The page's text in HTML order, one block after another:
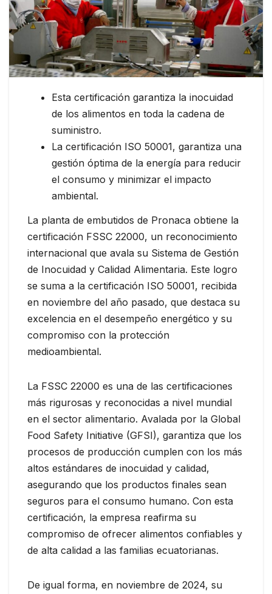
Esta certificación garantiza la inocuidad
de los alimentos en toda la cadena de
suministro.
La certificación ISO 50001, garantiza una
gestión óptima de la energía para reducir
el consumo y minimizar el impacto
ambiental.
La planta de embutidos de Pronaca obtiene la
certificación FSSC 22000, un reconocimiento
internacional que avala su Sistema de Gestión
de Inocuidad y Calidad Alimentaria. Este logro
se suma a la certificación ISO 50001, recibida
en noviembre del año pasado, que destaca su
excelencia en el desempeño energético y su
compromiso con la protección
medioambiental.
La FSSC 22000 es una de las certificaciones
más rigurosas y reconocidas a nivel mundial
en el sector alimentario. Avalada por la Global
Food Safety Initiative (GFSI), garantiza que los
procesos de producción cumplen con los más
altos estándares de inocuidad y calidad,
asegurando que los productos finales sean
seguros para el consumo humano. Con esta
certificación, la empresa reafirma su
compromiso de ofrecer alimentos confiables y
de alta calidad a las familias ecuatorianas.
De igual forma, en noviembre de 2024, su